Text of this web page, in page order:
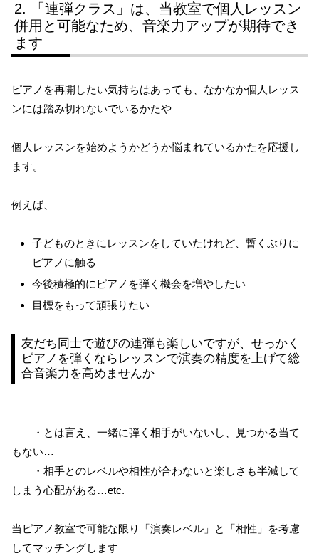
「連弾クラス」は、当教室で個人レッスン
併用と可能なため、音楽力アップが期待でき
ます
ピアノを再開したい気持ちはあっても、なかなか個人レッス
ンには踏み切れないでいるかたや
個人レッスンを始めようかどうか悩まれているかたを応援し
ます。
例えば、
子どものときにレッスンをしていたけれど、暫くぶりに
ピアノに触る
今後積極的にピアノを弾く機会を増やしたい
目標をもって頑張りたい
友だち同士で遊びの連弾も楽しいですが、せっかく
ピアノを弾くならレッスンで演奏の精度を上げて総
合音楽力を高めませんか
・ とは言え、一緒に弾く相手がいないし、見つかる当て
もない…
・相手とのレベルや相性が合わないと楽しさも半減して
しまう心配がある …etc.
当ピアノ教室で可能な限り「演奏レベル」と「相性」を考慮
してマッチングします